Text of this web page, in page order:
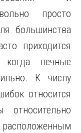
просто
большинства
приходится
когда печные
К числу
относится
относительно